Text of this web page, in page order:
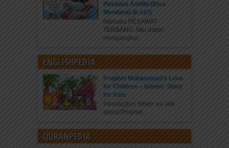
Pesawat Amfibi (Bisa
Mendarat di Air!)
Namaku PESAWAT
TERBANG. Aku dapat
mengangkut...
ENGLISHPEDIA
Prophet Muhammad’s Love
for Children – Islamic Story
for Kids
Introduction When we talk
about Prophet...
QURANPEDIA